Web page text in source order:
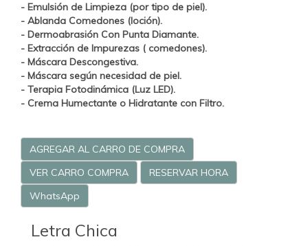
- Emulsión de Limpieza (por tipo de piel).
- Ablanda Comedones (loción).
- Dermoabrasión Con Punta Diamante.
- Extracción de Impurezas ( comedones).
- Máscara Descongestiva.
- Máscara según necesidad de piel.
- Terapia Fotodinámica (Luz LED).
- Crema Humectante o Hidratante con Filtro.
AGREGAR AL CARRO DE COMPRA
VER CARRO COMPRA
RESERVAR HORA
WhatsApp
Letra Chica